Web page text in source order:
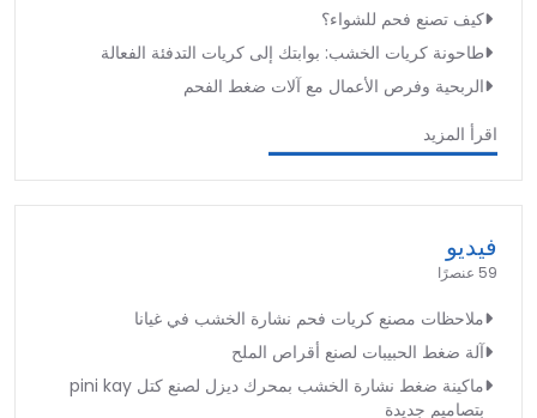
كيف تصنع فحم للشواء؟
طاحونة كريات الخشب: بوابتك إلى كريات التدفئة الفعالة
الربحية وفرص الأعمال مع آلات ضغط الفحم
اقرأ المزيد
فيديو
59 عنصرًا
ملاحظات مصنع كريات فحم نشارة الخشب في غيانا
آلة ضغط الحبيبات لصنع أقراص الملح
ماكينة ضغط نشارة الخشب بمحرك ديزل لصنع كتل pini kay
بتصاميم جديدة